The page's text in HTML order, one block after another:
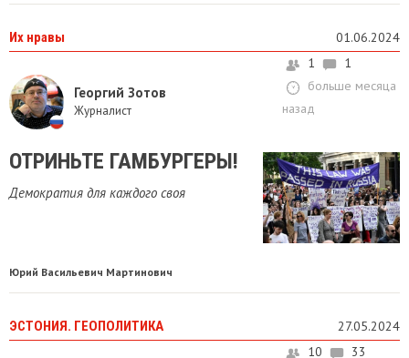
Их нравы 01.06.2024
Георгий Зотов
Журналист
1
1
больше месяца
назад
ОТРИНЬТЕ ГАМБУРГЕРЫ!
Демократия для каждого своя
Юрий Васильевич Мартинович
ЭСТОНИЯ. ГЕОПОЛИТИКА 27.05.2024
10
33